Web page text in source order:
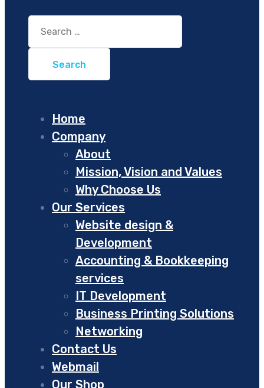
Search
for:
Home
Company
About
Mission, Vision and Values
Why Choose Us
Our Services
Website design &
Development
Accounting & Bookkeeping
services
IT Development
Business Printing Solutions
Networking
Contact Us
Webmail
Our Shop